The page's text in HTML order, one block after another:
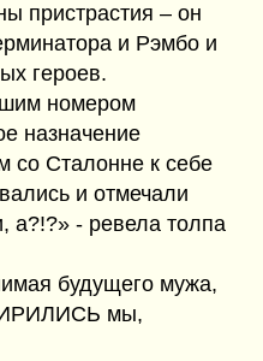
пристрастия – он
и Рэмбо и
героев.
номером
назначение
со Сталонне к себе
и отмечали
а?!?» - ревела толпа
будущего мужа,
мы,